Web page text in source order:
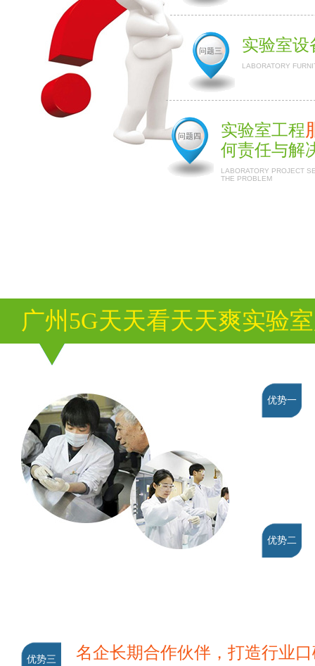
问题三 实验室设
LABORATORY
问题四 实验室工程
何责任与解
LABORATORY PROJECT
THE PROBLEM
广州5G天天看天天爽实验
优势一
优势二
优势三 名企长期合作伙伴，打造行业